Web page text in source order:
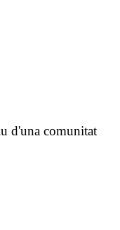
d'una comunitat